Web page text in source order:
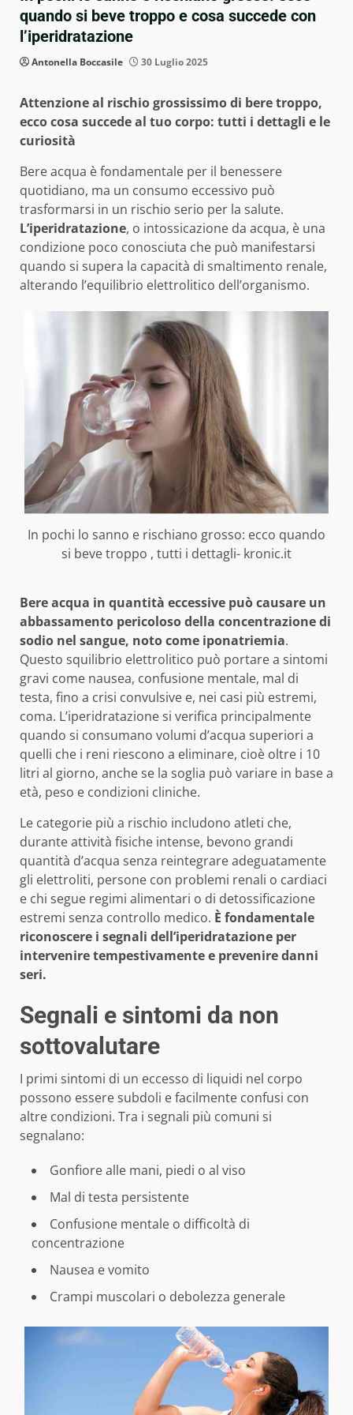
quando si beve troppo e cosa succede con
l’iperidratazione
Antonella Boccasile 30 Luglio 2025
Attenzione al rischio grossissimo di bere troppo,
ecco cosa succede al tuo corpo: tutti i dettagli e le
curiosità
Bere acqua è fondamentale per il benessere
quotidiano, ma un consumo eccessivo può
trasformarsi in un rischio serio per la salute.
L’iperidratazione, o intossicazione da acqua, è una
condizione poco conosciuta che può manifestarsi
quando si supera la capacità di smaltimento renale,
alterando l’equilibrio elettrolitico dell’organismo.
In pochi lo sanno e rischiano grosso: ecco quando
si beve troppo , tutti i dettagli- kronic.it
Bere acqua in quantità eccessive può causare un
abbassamento pericoloso della concentrazione di
sodio nel sangue, noto come iponatriemia.
Questo squilibrio elettrolitico può portare a sintomi
gravi come nausea, confusione mentale, mal di
testa, fino a crisi convulsive e, nei casi più estremi,
coma. L’iperidratazione si verifica principalmente
quando si consumano volumi d’acqua superiori a
quelli che i reni riescono a eliminare, cioè oltre i 10
litri al giorno, anche se la soglia può variare in base a
età, peso e condizioni cliniche.
Le categorie più a rischio includono atleti che,
durante attività fisiche intense, bevono grandi
quantità d’acqua senza reintegrare adeguatamente
gli elettroliti, persone con problemi renali o cardiaci
e chi segue regimi alimentari o di detossificazione
estremi senza controllo medico. È fondamentale
riconoscere i segnali dell’iperidratazione per
intervenire tempestivamente e prevenire danni
seri.
Segnali e sintomi da non
sottovalutare
I primi sintomi di un eccesso di liquidi nel corpo
possono essere subdoli e facilmente confusi con
altre condizioni. Tra i segnali più comuni si
segnalano:
Gonfiore alle mani, piedi o al viso
Mal di testa persistente
Confusione mentale o difficoltà di
concentrazione
Nausea e vomito
Crampi muscolari o debolezza generale